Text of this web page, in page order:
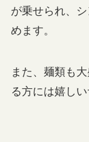
が乗せられ、
めます。
また、麺類も
る方には嬉し